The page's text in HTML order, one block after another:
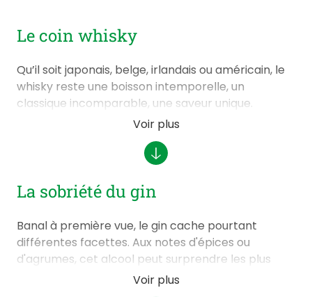
Le coin whisky
Qu’il soit japonais, belge, irlandais ou américain, le
whisky reste une boisson intemporelle, un
classique incomparable, une saveur unique.
Retrouvez les marques comme Dalwhinnie,
Singleton, Langatun Old Deer ou encore
Glenborrodale tout comme une sélection de
whiskys d’exception produits par des artisans
passionnés dans des distilleries artisanales !
Voir plus
La sobriété du gin
Banal à première vue, le gin cache pourtant
différentes facettes. Aux notes d'épices ou
d'agrumes, cet alcool peut surprendre les plus
Voir plus